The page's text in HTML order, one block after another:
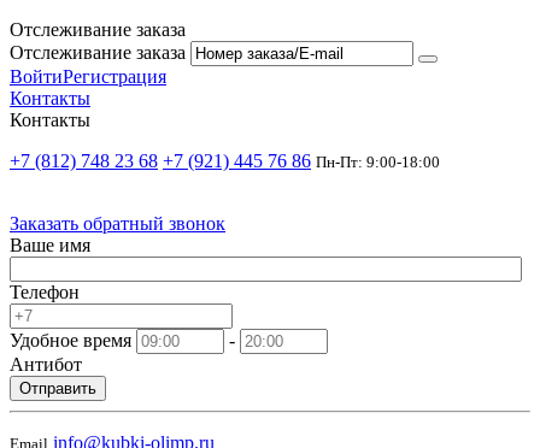
Отслеживание заказа
Отслеживание заказа
ВойтиРегистрация
Контакты
Контакты
+7 (812) 748 23 68 +7 (921) 445 76 86 Пн-Пт: 9:00-18:00
Заказать обратный звонок
Ваше имя
Телефон
Удобное время
-
Антибот
Отправить
Email info@kubki-olimp.ru